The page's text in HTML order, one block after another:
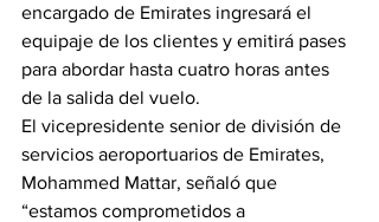
encargado de Emirates ingresará el
equipaje de los clientes y emitirá pases
para abordar hasta cuatro horas antes
de la salida del vuelo.
El vicepresidente senior de división de
servicios aeroportuarios de Emirates,
Mohammed Mattar, señaló que
“estamos comprometidos a